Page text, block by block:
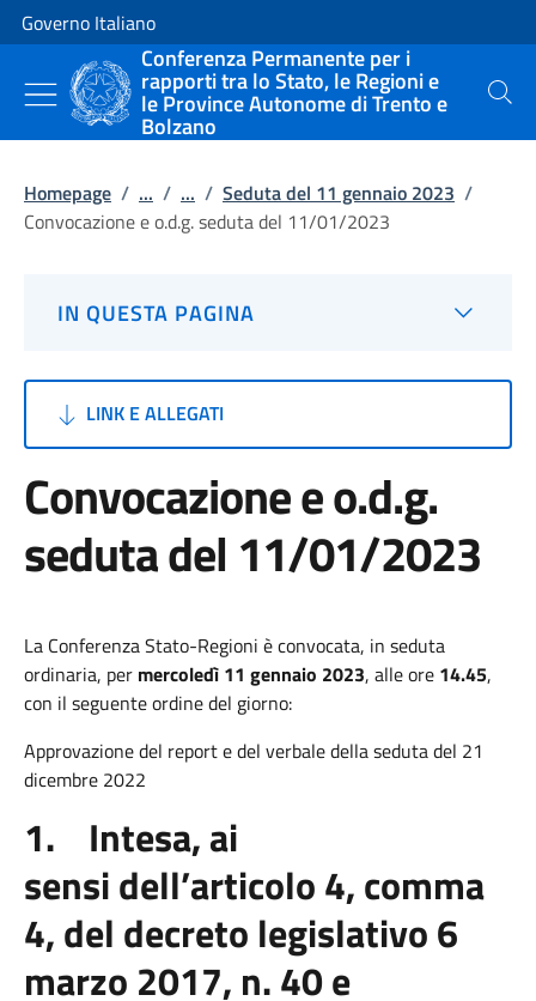
Vai al contenuto
Vai alla navigazione del sito
Governo Italiano
Conferenza Permanente per i
rapporti tra lo Stato, le Regioni e
le Province Autonome di Trento e
Bolzano
Cerca
Homepage / ... / ... / Seduta del 11 gennaio 2023 /
Convocazione e o.d.g. seduta del 11/01/2023
IN QUESTA PAGINA
LINK E ALLEGATI
Convocazione e o.d.g.
seduta del 11/01/2023
La Conferenza Stato-Regioni è convocata, in seduta
ordinaria, per mercoledì 11 gennaio 2023, alle ore 14.45,
con il seguente ordine del giorno:
Approvazione del report e del verbale della seduta del 21
dicembre 2022
1. Intesa, ai
sensi dell’articolo 4, comma
4, del decreto legislativo 6
marzo 2017, n. 40 e